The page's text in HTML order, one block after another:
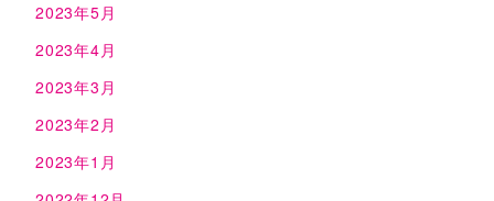
2023年5月
2023年4月
2023年3月
2023年2月
2023年1月